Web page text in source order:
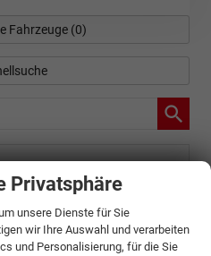
Fahrzeuge (0)
Privatsphäre
unsere Dienste für Sie
wir Ihre Auswahl und verarbeiten
und Personalisierung, für die Sie